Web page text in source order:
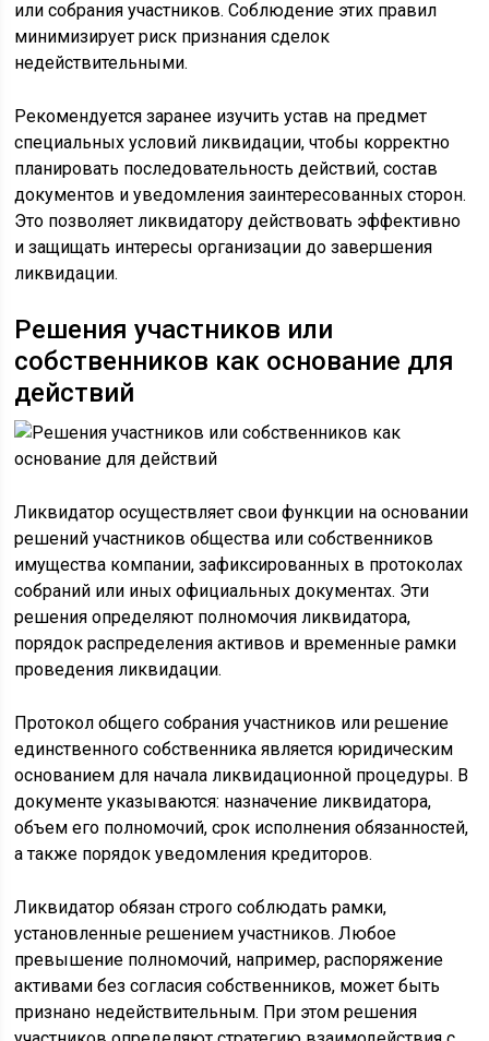
или собрания участников. Соблюдение этих правил
минимизирует риск признания сделок
недействительными.
Рекомендуется заранее изучить устав на предмет
специальных условий ликвидации, чтобы корректно
планировать последовательность действий, состав
документов и уведомления заинтересованных сторон.
Это позволяет ликвидатору действовать эффективно
и защищать интересы организации до завершения
ликвидации.
Решения участников или
собственников как основание для
действий
Ликвидатор осуществляет свои функции на основании
решений участников общества или собственников
имущества компании, зафиксированных в протоколах
собраний или иных официальных документах. Эти
решения определяют полномочия ликвидатора,
порядок распределения активов и временные рамки
проведения ликвидации.
Протокол общего собрания участников или решение
единственного собственника является юридическим
основанием для начала ликвидационной процедуры. В
документе указываются: назначение ликвидатора,
объем его полномочий, срок исполнения обязанностей,
а также порядок уведомления кредиторов.
Ликвидатор обязан строго соблюдать рамки,
установленные решением участников. Любое
превышение полномочий, например, распоряжение
активами без согласия собственников, может быть
признано недействительным. При этом решения